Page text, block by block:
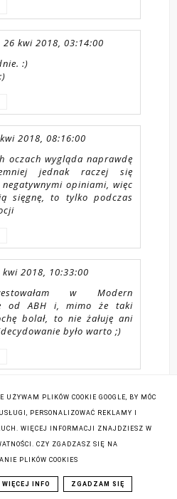
26 kwi 2018, 03:14:00
:)
2018, 08:16:00
oczach wygląda naprawdę
jednak raczej się
opiniami, więc
sięgnę, to tylko podczas
kwi 2018, 10:33:00
w Modern
od ABH i, mimo że taki
bolał, to nie żałuję ani
było warto ;)
26 kwi 2018,
:)
TOREBKĄ 26 kwi
UŻYWAM PLIKÓW COOKIE GOOGLE, BY MÓC
PERSONALIZOWAĆ REKLAMY I
WIĘCEJ INFORMACJI ZNAJDZIESZ W
CZY ZGADZASZ SIĘ NA
PLIKÓW COOKIES
WIĘCEJ INFO ZGADZAM SIĘ